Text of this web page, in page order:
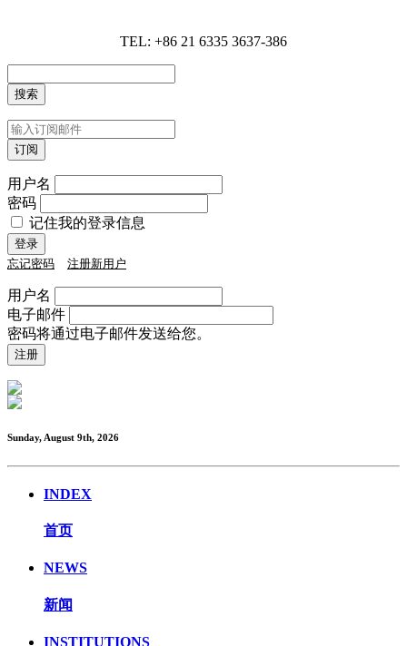
TEL: +86 21 6335 3637-386
用户名
密码
记住我的登录信息
忘记密码 注册新用户
用户名
电子邮件
密码将通过电子邮件发送给您。
Sunday, August 9th, 2026
INDEX
首页
NEWS
新闻
INSTITUTIONS